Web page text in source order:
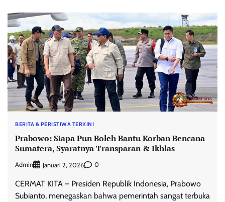
BERITA & PERISTIWA TERKINI
Prabowo: Siapa Pun Boleh Bantu Korban Bencana
Sumatera, Syaratnya Transparan & Ikhlas
Admin Januari 2, 2026 0
CERMAT KITA – Presiden Republik Indonesia, Prabowo
Subianto, menegaskan bahwa pemerintah sangat terbuka